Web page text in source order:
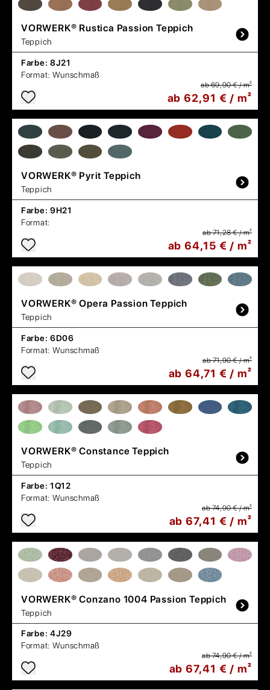
VORWERK® Rustica Passion Teppich
Teppich
Farbe: 8J21
Format: Wunschmaß
ab 69,90 € / m²
ab 62,91 € / m²
VORWERK® Pyrit Teppich
Teppich
Farbe: 9H21
Format:
ab 71,28 € / m²
ab 64,15 € / m²
VORWERK® Opera Passion Teppich
Teppich
Farbe: 6D06
Format: Wunschmaß
ab 71,90 € / m²
ab 64,71 € / m²
VORWERK® Constance Teppich
Teppich
Farbe: 1Q12
Format: Wunschmaß
ab 74,90 € / m²
ab 67,41 € / m²
VORWERK® Conzano 1004 Passion Teppich
Teppich
Farbe: 4J29
Format: Wunschmaß
ab 74,90 € / m²
ab 67,41 € / m²